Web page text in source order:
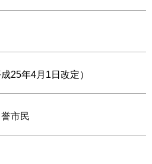
25年4月1日改定）
市民